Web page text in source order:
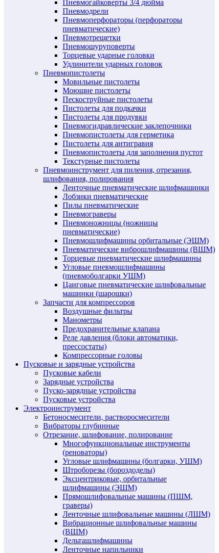
Пневмогайковерты 3/4 дюйма
Пневмодрели
Пневмоперфораторы (перфораторы
пневматические)
Пневмотрещетки
Пневмошуруповерты
Торцевые ударные головки
Удлинители ударных головок
Пневмопистолеты
Мовильные пистолеты
Моющие пистолеты
Пескоструйные пистолеты
Пистолеты для подкачки
Пистолеты для продувки
Пневмогидравлические заклепочники
Пневмопистолеты для герметика
Пистолеты для антигравия
Пневмопистолеты для заполнения пустот
Текстурные пистолеты
Пневмоинструмент для пиления, отрезания,
шлифования, полирования
Ленточные пневматические шлифмашинки
Лобзики пневматические
Пилы пневматические
Пневмограверы
Пневмоножницы (ножницы
пневматические)
Пневмошлифмашины орбитальные (ЭШМ)
Пневматические виброшлифмашины (ВШМ)
Торцевые пневматические шлифмашины
Угловые пневмошлифмашины
(пневмоболгарки УШМ)
Цанговые пневматические шлифовальные
машинки (шарошки)
Запчасти для компрессоров
Воздушные фильтры
Манометры
Предохранительные клапана
Реле давления (блоки автоматики,
прессостаты)
Компрессорные головы
Пусковые и зарядные устройства
Пусковые кабели
Зарядные устройства
Пуско-зарядные устройства
Пусковые устройства
Электроинструмент
Бетоносмесители, растворосмесители
Вибраторы глубинные
Отрезание, шлифование, полирование
Многофункциональные инструменты
(реноваторы)
Угловые шлифмашины (болгарки, УШМ)
Штроборезы (бороздоделы)
Эксцентриковые, орбитальные
шлифмашины (ЭШМ)
Прямошлифовальные машины (ПШМ,
граверы)
Ленточные шлифовальные машины (ЛШМ)
Вибрационные шлифовальные машины
(ВШМ)
Дельташлифмашины
Ленточные напильники